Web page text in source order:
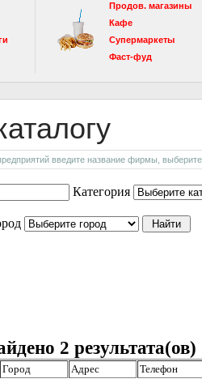
Продов. магазины
Кафе
Супермаркеты
Фаст-фуд
введите название фирмы, выберите
Категория
2 результата(ов)
Город Адрес Телефон